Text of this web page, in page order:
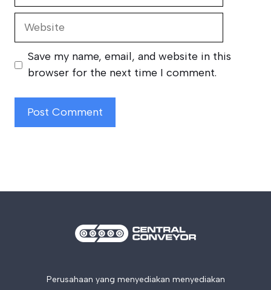
Website
Save my name, email, and website in this
browser for the next time I comment.
Perusahaan yang menyediakan menyediakan